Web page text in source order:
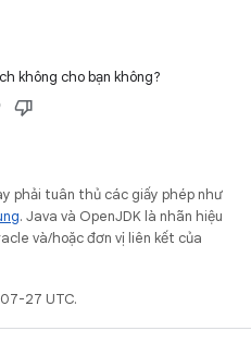
không cho bạn không?
phải tuân thủ các giấy phép như
. Java và OpenJDK là nhãn hiệu
và/hoặc đơn vị liên kết của
27 UTC.